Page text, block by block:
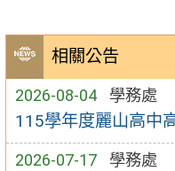
相關公告
2026-08-04 學務處
115學年度麗山高中
2026-07-17 學務處